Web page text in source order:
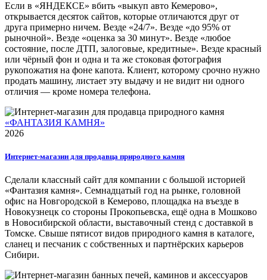
Если в «ЯНДЕКСЕ» вбить «выкуп авто Кемерово»,
открывается десяток сайтов, которые отличаются друг от
друга примерно ничем. Везде «24/7». Везде «до 95% от
рыночной». Везде «оценка за 30 минут». Везде «любое
состояние, после ДТП, залоговые, кредитные». Везде красный
или чёрный фон и одна и та же стоковая фотография
рукопожатия на фоне капота. Клиент, которому срочно нужно
продать машину, листает эту выдачу и не видит ни одного
отличия — кроме номера телефона.
«ФАНТАЗИЯ КАМНЯ»
2026
Интернет-магазин для продавца природного камня
Сделали классный сайт для компании с большой историей
«Фантазия камня». Семнадцатый год на рынке, головной
офис на Новгородской в Кемерово, площадка на въезде в
Новокузнецк со стороны Прокопьевска, ещё одна в Мошково
в Новосибирской области, выставочный стенд с доставкой в
Томске. Свыше пятисот видов природного камня в каталоге,
сланец и песчаник с собственных и партнёрских карьеров
Сибири.